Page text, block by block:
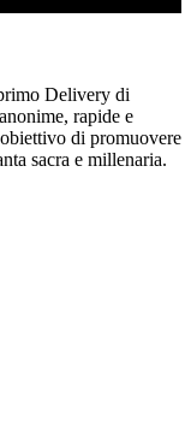
Delivery di
rapide e
di promuovere
sacra e millenaria.